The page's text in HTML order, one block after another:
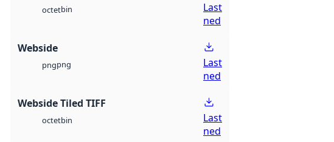
octetbin
Last
ned
Webside
pngpng
Last
ned
Webside Tiled TIFF
octetbin
Last
ned